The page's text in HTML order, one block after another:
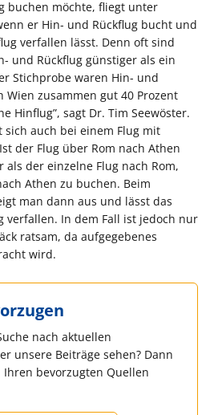
buchen möchte, fliegt unter
er Hin- und Rückflug bucht und
verfallen lässt. Denn oft sind
und Rückflug günstiger als ein
Stichprobe waren Hin- und
Wien zusammen gut 40 Prozent
Hinflug”, sagt Dr. Tim Seewöster.
sich auch bei einem Flug mit
der Flug über Rom nach Athen
der einzelne Flug nach Rom,
Athen zu buchen. Beim
man dann aus und lässt das
verfallen. In dem Fall ist jedoch nur
ratsam, da aufgegebenes
wird.
nach aktuellen
unsere Beiträge sehen? Dann
bevorzugten Quellen